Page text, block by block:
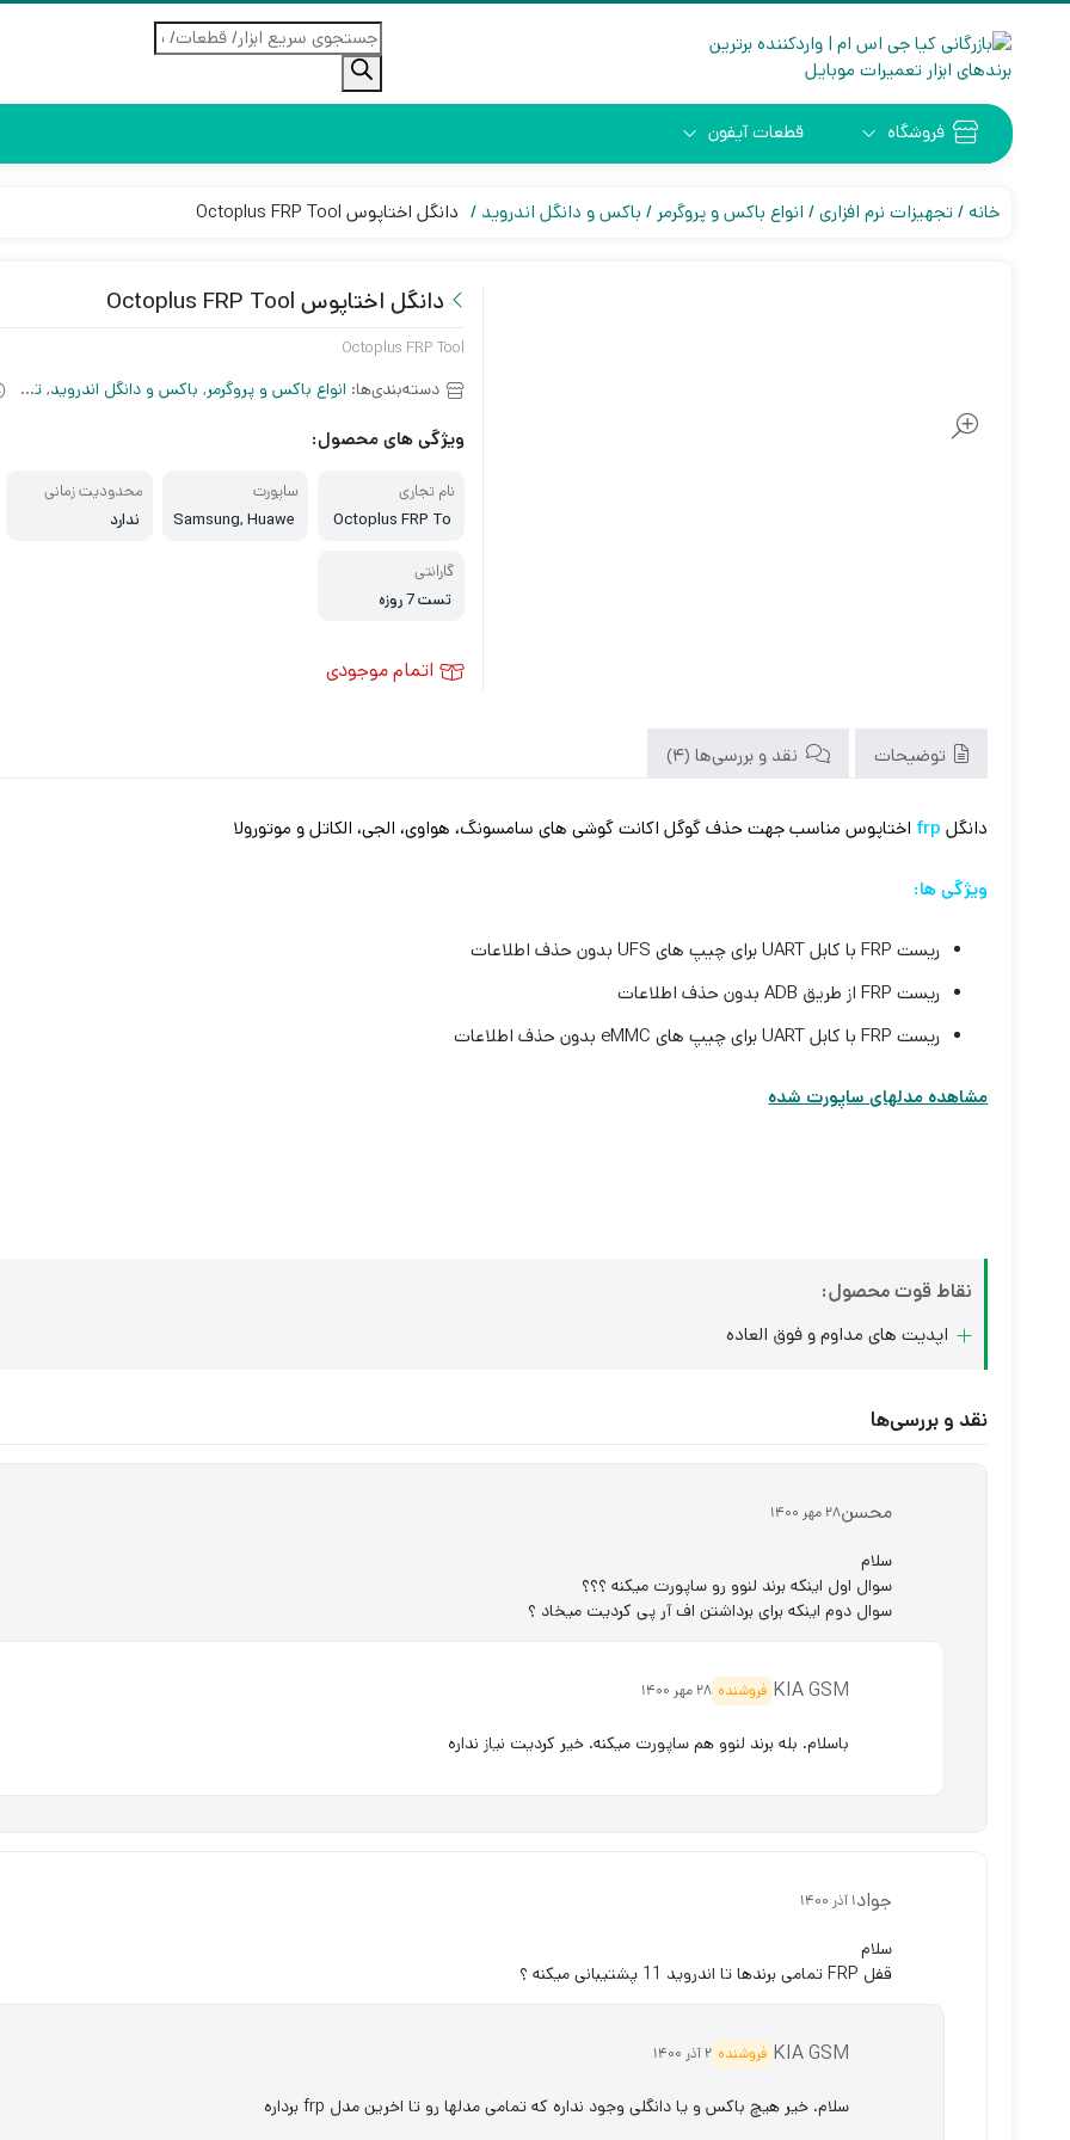
جستجوی
محصولات
فروشگاه قطعات آیفون
خانه تجهیزات نرم افزاری انواع باکس و پروگرمر باکس و دانگل اندروید دانگل اختاپوس Octoplus FRP Tool
دانگل اختاپوس Octoplus FRP Tool
Octoplus FRP Tool
دسته‌بندی‌ها: انواع باکس و پروگرمر, باکس و دانگل اندروید, تجهیزات نرم افزاری
ویژگی های محصول:
نام تجاری
Octoplus FRP To
ساپورت
Samsung, Huawe
محدودیت زمانی
ندارد
گارانتی
تست 7 روزه
اتمام موجودی
توضیحات نقد و بررسی‌ها (4)
دانگل frp اختاپوس مناسب جهت حذف گوگل اکانت گوشی های سامسونگ، هواوی، الجی، الکاتل و موتورولا
ویژگی ها:
ریست FRP با کابل UART برای چیپ های UFS بدون حذف اطلاعات
ریست FRP از طریق ADB بدون حذف اطلاعات
ریست FRP با کابل UART برای چیپ های eMMC بدون حذف اطلاعات
مشاهده مدلهای ساپورت شده
نقاط قوت محصول:
اپدیت های مداوم و فوق العاده
نقد و بررسی‌ها
محسن28 مهر 1400
سلام
سوال اول اینکه برند لنوو رو ساپورت میکنه ؟؟؟
سوال دوم اینکه برای برداشتن اف آر پی کردیت میخاد ؟
KIA GSM فروشنده 28 مهر 1400
باسلام. بله برند لنوو هم ساپورت میکنه. خیر کردیت نیاز نداره
جواد1 آذر 1400
سلام
قفل FRP تمامی برندها تا اندروید 11 پشتیبانی میکنه ؟
KIA GSM فروشنده 2 آذر 1400
سلام. خیر هیچ باکس و یا دانگلی وجود نداره که تمامی مدلها رو تا اخرین مدل frp برداره